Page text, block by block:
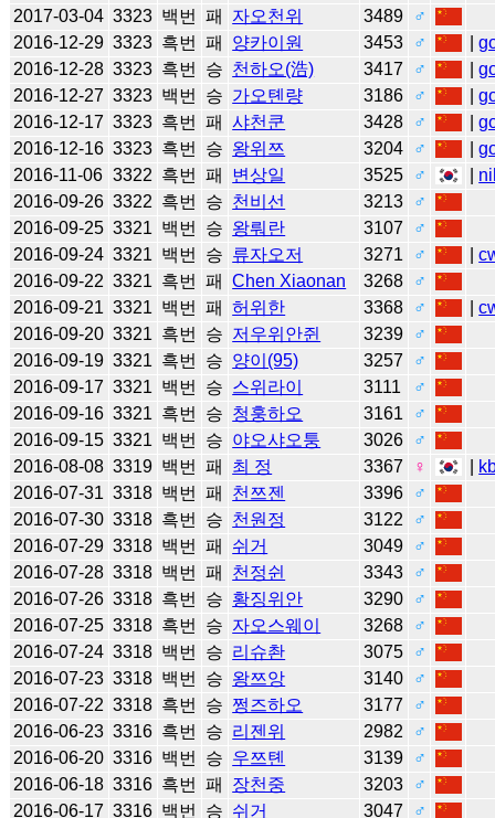
2017-03-04 3323 백번 패 자오천위 3489
♂
2016-12-29 3323 흑번 패 양카이원 3453 ♂ |
2016-12-28 3323 흑번 승 천하오(浩) 3417 ♂ |
2016-12-27 3323 백번 승 가오톈량 3186 ♂ |
2016-12-17 3323 흑번 패 샤천쿤 3428 ♂ |
2016-12-16 3323 흑번 승 왕위쯔 3204 ♂ |
2016-11-06 3322 흑번 패 변상일 3525 ♂
2016-09-26 3322 흑번 승 천비선 3213
♂
2016-09-25 3321 백번 승 왕뤄란 3107
♂
2016-09-24 3321 백번 승 류자오저 3271 ♂ |
2016-09-22 3321 흑번 패 Chen Xiaonan 3268
♂
2016-09-21 3321 백번 패 허위한 3368 ♂ |
2016-09-20 3321 흑번 승 저우위안쥔 3239
♂
2016-09-19 3321 흑번 승 양이(95) 3257
♂
2016-09-17 3321 백번 승 스위라이 3111
♂
2016-09-16 3321 흑번 승 청훙하오 3161
♂
2016-09-15 3321 백번 승 야오샤오퉁 3026
♂
2016-08-08 3319 백번 패 최 정 3367 ♀
2016-07-31 3318 백번 패 천쯔젠 3396
♂
2016-07-30 3318 흑번 승 천원정 3122
♂
2016-07-29 3318 백번 패 쉬거 3049
♂
2016-07-28 3318 백번 패 천정쉰 3343
♂
2016-07-26 3318 흑번 승 황징위안 3290
♂
2016-07-25 3318 흑번 승 자오스웨이 3268
♂
2016-07-24 3318 백번 승 리슈촨 3075
♂
2016-07-23 3318 백번 승 왕쯔앙 3140
♂
2016-07-22 3318 흑번 승 쩡즈하오 3177
♂
2016-06-23 3316 흑번 승 리젠위 2982
♂
2016-06-20 3316 백번 승 우쯔톈 3139
♂
2016-06-18 3316 흑번 패 장천중 3203
♂
2016-06-17 3316 백번 승 쉬거 3047
♂